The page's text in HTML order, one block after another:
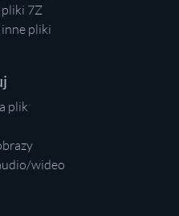
pliki 7Z
pliki
plik
wideo